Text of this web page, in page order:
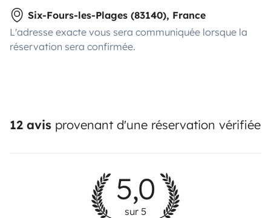
Six-Fours-les-Plages (83140), France
L'adresse exacte vous sera communiquée lorsque la
réservation sera confirmée.
12 avis provenant d'une réservation vérifiée
5,0
sur 5